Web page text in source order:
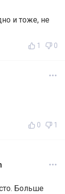
и тоже, не
1 0
0 1
Больше